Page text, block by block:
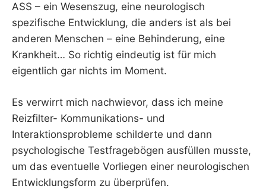
ASS – ein Wesenszug, eine neurologisch
spezifische Entwicklung, die anders ist als bei
anderen Menschen – eine Behinderung, eine
Krankheit… So richtig eindeutig ist für mich
eigentlich gar nichts im Moment.
Es verwirrt mich nachwievor, dass ich meine
Reizfilter- Kommunikations- und
Interaktionsprobleme schilderte und dann
psychologische Testfragebögen ausfüllen musste,
um das eventuelle Vorliegen einer neurologischen
Entwicklungsform zu überprüfen.